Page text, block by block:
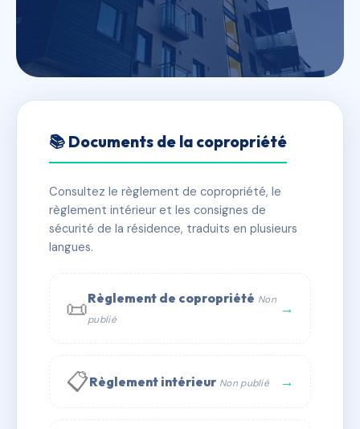
CHAUSSAS
✓ Immatriculée 🏠 90 lots 🏗 1 bâtiment(s)
📞 Contacter Syndic Digital
📚 Documents de la copropriété
Consultez le règlement de copropriété, le
règlement intérieur et les consignes de
sécurité de la résidence, traduits en plusieurs
langues.
📜Règlement de copropriété Non
publié
→
📋Règlement intérieur Non publié →